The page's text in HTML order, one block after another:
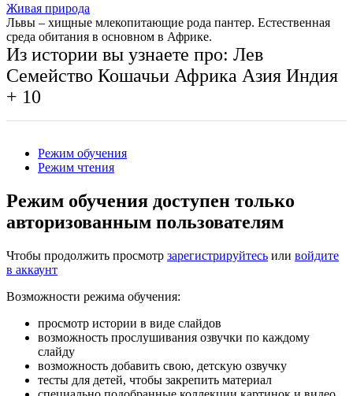
Живая природа
Львы – хищные млекопитающие рода пантер. Естественная
среда обитания в основном в Африке.
Из истории вы узнаете про: Лев
Семейство Кошачьи Африка Азия Индия
+ 10
Режим обучения
Режим чтения
Режим обучения доступен только
авторизованным пользователям
Чтобы продолжить просмотр зарегистрируйтесь или войдите
в аккаунт
Возможности режима обучения:
просмотр истории в виде слайдов
возможность прослушивания озвучки по каждому
слайду
возможность добавить свою, детскую озвучку
тесты для детей, чтобы закрепить материал